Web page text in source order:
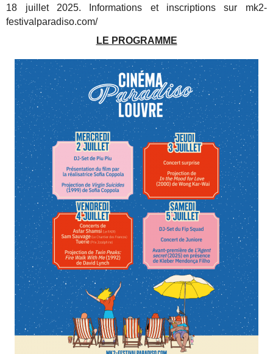
18 juillet 2025. Informations et inscriptions sur mk2-
festivalparadiso.com/
LE PROGRAMME